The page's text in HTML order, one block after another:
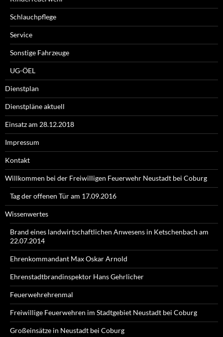
Schlauchpflege
Service
Sonstige Fahrzeuge
UG-ÖEL
Dienstplan
Dienstpläne aktuell
Einsatz am 28.12.2018
Impressum
Kontakt
Willkommen bei der Freiwilligen Feuerwehr Neustadt bei Coburg
Tag der offenen Tür am 17.09.2016
Wissenwertes
Brand eines landwirtschaftlichen Anwesens in Ketschenbach am
22.07.2014
Ehrenkommandant Max Oskar Arnold
Ehrenstadtbrandinspektor Hans Gehrlicher
Feuerwehrehrenmal
Freiwillige Feuerwehren im Stadtgebiet Neustadt bei Coburg
Großeinsätze in Neustadt bei Coburg